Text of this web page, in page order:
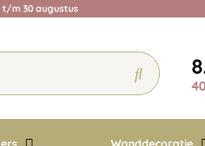
t/m 30 augustus